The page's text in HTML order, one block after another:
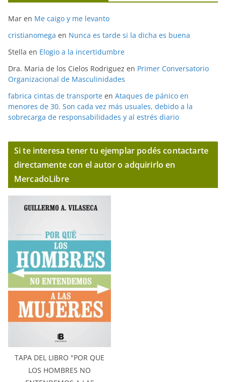
Mar en Me caigo y me levanto
cristianomega en Nunca es tarde si la dicha es buena
Stella en Elogio a la incertidumbre
Dra. Maria de los Cielos Rodriguez en Primer Conversatorio
Organizacional de Masculinidades
fabrica cintas de transporte en Ataques de pánico en
menores de 30. Son cada vez más usuales, debido a la
sobrecarga de responsabilidades y al estrés diario
Si te interesa tener tu ejemplar podés contactarte
directamente con el autor o adquirirlo en
MercadoLibre
TAPA DEL LIBRO "POR QUE
LOS HOMBRES NO